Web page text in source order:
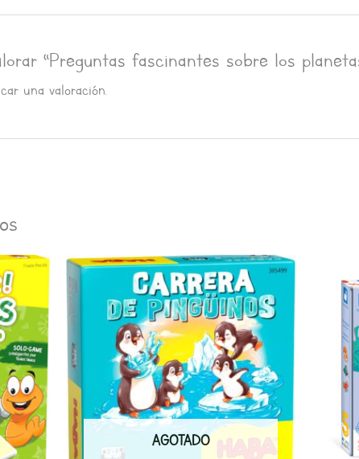
“Preguntas fascinantes sobre los
una valoración.
AGOTADO